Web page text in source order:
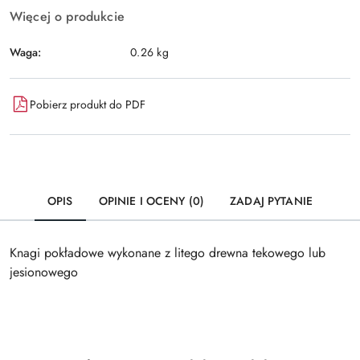
Więcej o produkcie
Waga: 0.26 kg
Pobierz produkt do PDF
OPIS OPINIE I OCENY (0) ZADAJ PYTANIE
Knagi pokładowe wykonane z litego drewna tekowego lub
jesionowego